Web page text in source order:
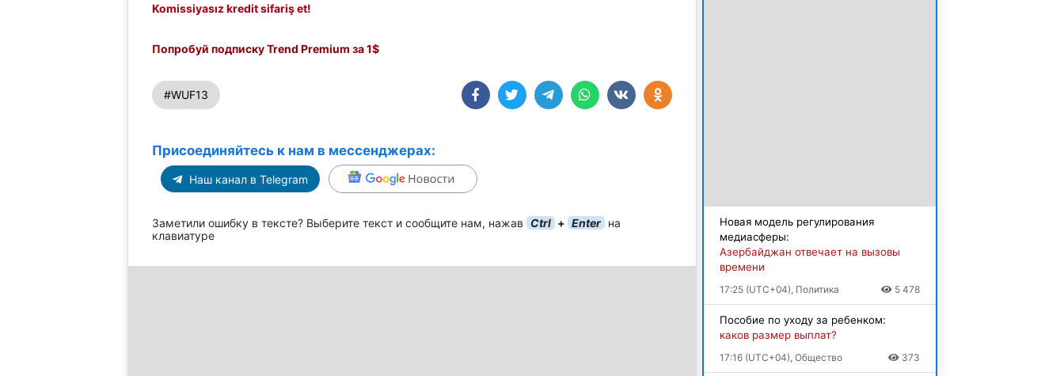
Komissiyasız kredit sifariş et!
Попробуй подписку Trend Premium за 1$
#WUF13
Присоединяйтесь к нам в мессенджерах:
Наш канал в Telegram
Заметили ошибку в тексте? Выберите текст и сообщите нам, нажав Ctrl + Enter на
клавиатуре
Новая модель регулирования
медиасферы:
Азербайджан отвечает на вызовы
времени
17:25 (UTC+04), Политика 5 478
Пособие по уходу за ребенком:
каков размер выплат?
17:16 (UTC+04), Общество 373